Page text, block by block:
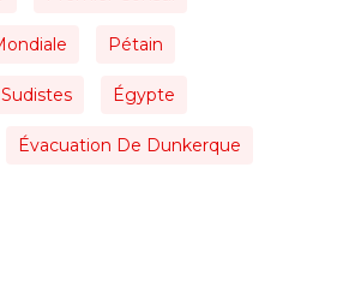
Pétain
Sudistes Égypte
Évacuation De Dunkerque